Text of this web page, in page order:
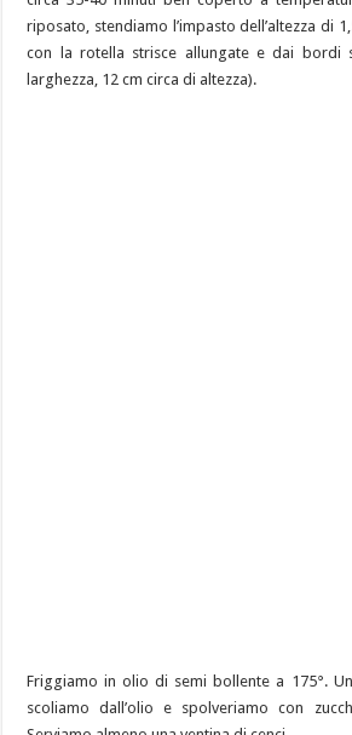
riposato, stendiamo l’impasto dell’altezza di
con la rotella strisce allungate e dai bordi
larghezza, 12 cm circa di altezza).
Friggiamo in olio di semi bollente a 175°.
scoliamo dall’olio e spolveriamo con